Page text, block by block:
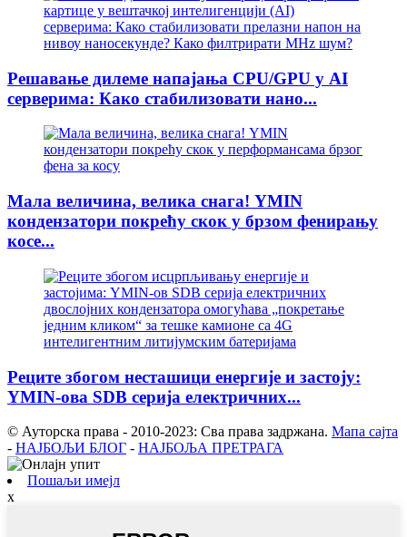
Решавање дилеме напајања CPU/GPU у AI
серверима: Како стабилизовати нано...
Мала величина, велика снага! YMIN
кондензатори покрећу скок у брзом фенирању
косе...
Реците збогом несташици енергије и застоју:
YMIN-ова SDB серија електричних...
© Ауторска права - 2010-2023: Сва права задржана. Мапа сајта
- НАЈБОЉИ БЛОГ - НАЈБОЉА ПРЕТРАГА
Пошаљи имејл
x